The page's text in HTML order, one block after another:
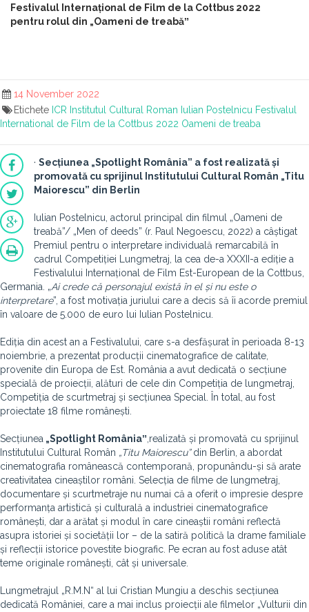
Festivalul Internațional de Film de la Cottbus 2022
pentru rolul din „Oameni de treabăˮ
14 November 2022
Etichete ICR Institutul Cultural Roman Iulian Postelnicu Festivalul
International de Film de la Cottbus 2022 Oameni de treaba
· Secțiunea „Spotlight România” a fost realizată și
promovată cu sprijinul Institutului Cultural Român „Titu
Maiorescu” din Berlin
Iulian Postelnicu, actorul principal din filmul „Oameni de
treabă”/ „Men of deeds” (r. Paul Negoescu, 2022) a câștigat
Premiul pentru o interpretare individuală remarcabilă în
cadrul Competiției Lungmetraj, la cea de-a XXXII-a ediție a
Festivalului Internațional de Film Est-European de la Cottbus,
Germania. „Ai crede că personajul există în el și nu este o
interpretare”, a fost motivația juriului care a decis să îi acorde premiul
în valoare de 5.000 de euro lui Iulian Postelnicu.
Ediția din acest an a Festivalului, care s-a desfășurat în perioada 8-13
noiembrie, a prezentat producții cinematografice de calitate,
provenite din Europa de Est. România a avut dedicată o secțiune
specială de proiecții, alături de cele din Competiția de lungmetraj,
Competiția de scurtmetraj și secțiunea Special. În total, au fost
proiectate 18 filme românești.
Secțiunea „Spotlight Româniaˮ realizată și promovată cu sprijinul
Institutului Cultural Român „Titu Maiorescu”din Berlin, a abordat
cinematografia românească contemporană, propunându-și să arate
creativitatea cineaștilor români. Selecția de filme de lungmetraj,
documentare și scurtmetraje nu numai că a oferit o impresie despre
performanța artistică și culturală a industriei cinematografice
românești, dar a arătat și modul în care cineaștii români reflectă
asupra istoriei și societății lor – de la satiră politică la drame familiale
și reflecții istorice povestite biografic. Pe ecran au fost aduse atât
teme originale românești, cât și universale.
Lungmetrajul „R.M.N“ al lui Cristian Mungiu a deschis secțiunea
dedicată României, care a mai inclus proiecții ale filmelor „Vulturii din